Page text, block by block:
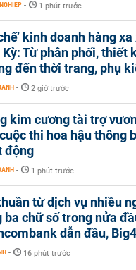
- 1 phút trước
kinh doanh hàng xa
Kỳ: Từ phân phối, thiết
đến thời trang, phụ
- 2 giờ trước
kim cương tài trợ
thi hoa hậu thông
động
- 1 phút trước
từ dịch vụ nhiều
ba chữ số trong nửa
dẫn đầu,
- 16 phút trước